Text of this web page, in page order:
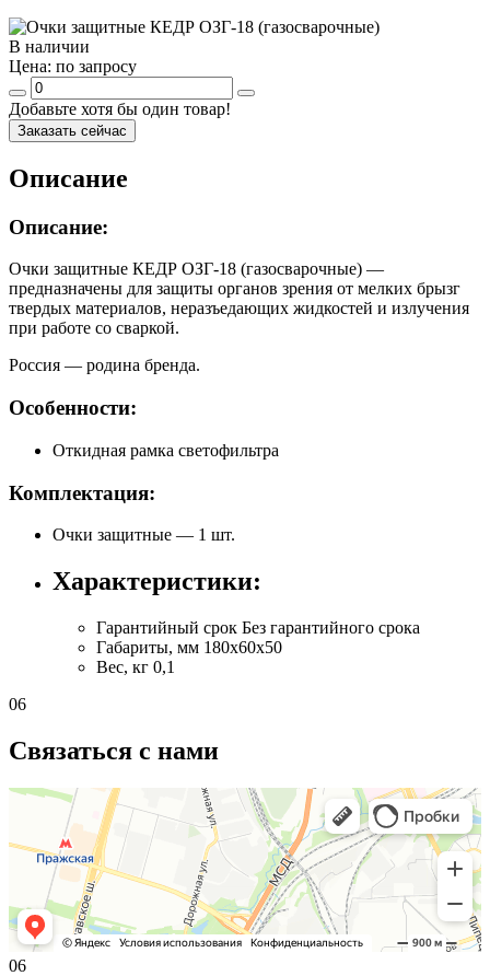
В наличии
Цена: по запросу
Добавьте хотя бы один товар!
Заказать сейчас
Описание
Описание:
Очки защитные КЕДР ОЗГ-18 (газосварочные) —
предназначены для защиты органов зрения от мелких брызг
твердых материалов, неразъедающих жидкостей и излучения
при работе со сваркой.
Россия — родина бренда.
Особенности:
Откидная рамка светофильтра
Комплектация:
Очки защитные — 1 шт.
Характеристики:
Гарантийный срок Без гарантийного срока
Габариты, мм 180х60х50
Вес, кг 0,1
06
Связаться с нами
06